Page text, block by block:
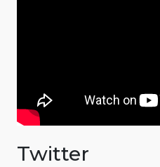
Twitter